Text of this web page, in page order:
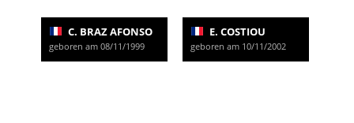
C. BRAZ AFONSO
geboren am 08/11/1999
E. COSTIOU
geboren am 10/11/2002